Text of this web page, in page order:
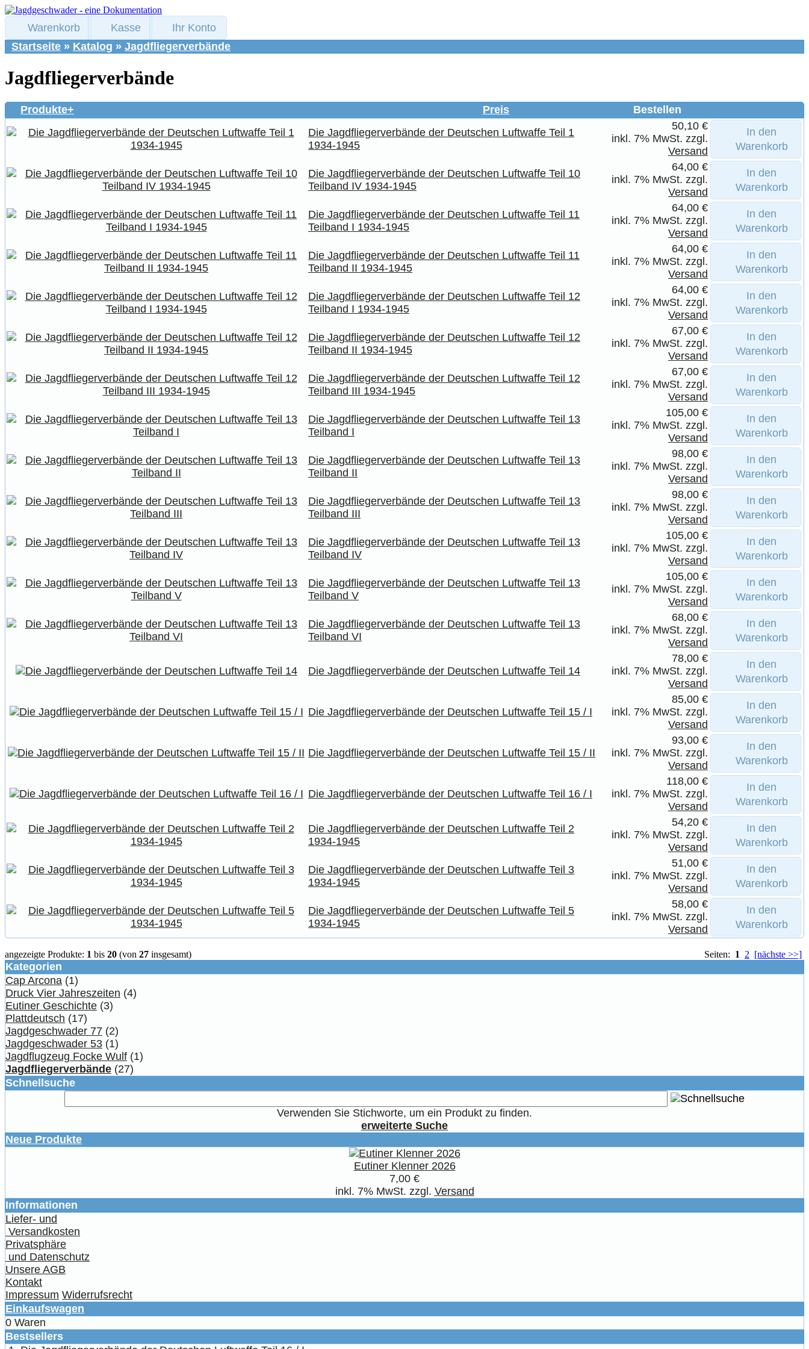
Warenkorb Kasse
Ihr Konto
Startseite » Katalog » Jagdfliegerverbände
Jagdfliegerverbände
Produkte+ Preis
Bestellen
Die Jagdfliegerverbände der Deutschen Luftwaffe Teil 1
1934-1945
50,10 €
inkl. 7% MwSt. zzgl.
Versand
In den
Warenkorb
Die Jagdfliegerverbände der Deutschen Luftwaffe Teil 10
Teilband IV 1934-1945
64,00 €
inkl. 7% MwSt. zzgl.
Versand
In den
Warenkorb
Die Jagdfliegerverbände der Deutschen Luftwaffe Teil 11
Teilband I 1934-1945
64,00 €
inkl. 7% MwSt. zzgl.
Versand
In den
Warenkorb
Die Jagdfliegerverbände der Deutschen Luftwaffe Teil 11
Teilband II 1934-1945
64,00 €
inkl. 7% MwSt. zzgl.
Versand
In den
Warenkorb
Die Jagdfliegerverbände der Deutschen Luftwaffe Teil 12
Teilband I 1934-1945
64,00 €
inkl. 7% MwSt. zzgl.
Versand
In den
Warenkorb
Die Jagdfliegerverbände der Deutschen Luftwaffe Teil 12
Teilband II 1934-1945
67,00 €
inkl. 7% MwSt. zzgl.
Versand
In den
Warenkorb
Die Jagdfliegerverbände der Deutschen Luftwaffe Teil 12
Teilband III 1934-1945
67,00 €
inkl. 7% MwSt. zzgl.
Versand
In den
Warenkorb
Die Jagdfliegerverbände der Deutschen Luftwaffe Teil 13
Teilband I
105,00 €
inkl. 7% MwSt. zzgl.
Versand
In den
Warenkorb
Die Jagdfliegerverbände der Deutschen Luftwaffe Teil 13
Teilband II
98,00 €
inkl. 7% MwSt. zzgl.
Versand
In den
Warenkorb
Die Jagdfliegerverbände der Deutschen Luftwaffe Teil 13
Teilband III
98,00 €
inkl. 7% MwSt. zzgl.
Versand
In den
Warenkorb
Die Jagdfliegerverbände der Deutschen Luftwaffe Teil 13
Teilband IV
105,00 €
inkl. 7% MwSt. zzgl.
Versand
In den
Warenkorb
Die Jagdfliegerverbände der Deutschen Luftwaffe Teil 13
Teilband V
105,00 €
inkl. 7% MwSt. zzgl.
Versand
In den
Warenkorb
Die Jagdfliegerverbände der Deutschen Luftwaffe Teil 13
Teilband VI
68,00 €
inkl. 7% MwSt. zzgl.
Versand
In den
Warenkorb
Die Jagdfliegerverbände der Deutschen Luftwaffe Teil 14
78,00 €
inkl. 7% MwSt. zzgl.
Versand
In den
Warenkorb
Die Jagdfliegerverbände der Deutschen Luftwaffe Teil 15 / I
85,00 €
inkl. 7% MwSt. zzgl.
Versand
In den
Warenkorb
Die Jagdfliegerverbände der Deutschen Luftwaffe Teil 15 / II
93,00 €
inkl. 7% MwSt. zzgl.
Versand
In den
Warenkorb
Die Jagdfliegerverbände der Deutschen Luftwaffe Teil 16 / I
118,00 €
inkl. 7% MwSt. zzgl.
Versand
In den
Warenkorb
Die Jagdfliegerverbände der Deutschen Luftwaffe Teil 2
1934-1945
54,20 €
inkl. 7% MwSt. zzgl.
Versand
In den
Warenkorb
Die Jagdfliegerverbände der Deutschen Luftwaffe Teil 3
1934-1945
51,00 €
inkl. 7% MwSt. zzgl.
Versand
In den
Warenkorb
Die Jagdfliegerverbände der Deutschen Luftwaffe Teil 5
1934-1945
58,00 €
inkl. 7% MwSt. zzgl.
Versand
In den
Warenkorb
Seiten: 1 2 [nächste >>]
angezeigte Produkte: 1 bis 20 (von 27 insgesamt)
Kategorien
Cap Arcona (1)
Druck Vier Jahreszeiten (4)
Eutiner Geschichte (3)
Plattdeutsch (17)
Jagdgeschwader 77 (2)
Jagdgeschwader 53 (1)
Jagdflugzeug Focke Wulf (1)
Jagdfliegerverbände (27)
Schnellsuche
Verwenden Sie Stichworte, um ein Produkt zu finden.
erweiterte Suche
Neue Produkte
Eutiner Klenner 2026
7,00 €
inkl. 7% MwSt. zzgl. Versand
Informationen
Liefer- und
Versandkosten
Privatsphäre
und Datenschutz
Unsere AGB
Kontakt
Impressum Widerrufsrecht
Einkaufswagen
0 Waren
Bestsellers